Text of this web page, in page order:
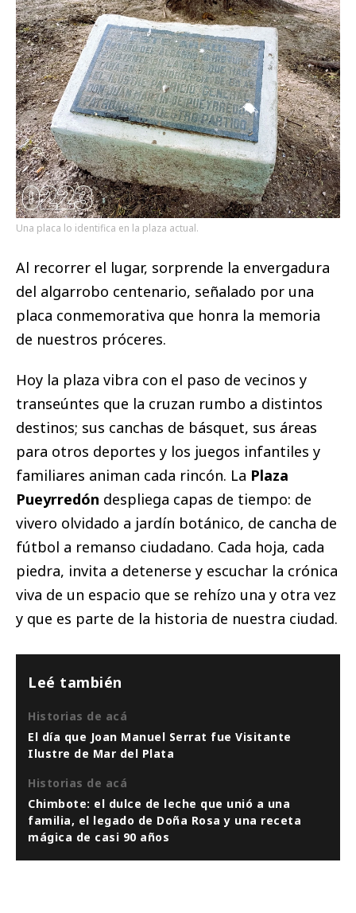
Una placa lo identifica en la plaza actual.
Al recorrer el lugar, sorprende la envergadura
del algarrobo centenario, señalado por una
placa conmemorativa que honra la memoria
de nuestros próceres.
Hoy la plaza vibra con el paso de vecinos y
transeúntes que la cruzan rumbo a distintos
destinos; sus canchas de básquet, sus áreas
para otros deportes y los juegos infantiles y
familiares animan cada rincón. La Plaza
Pueyrredón despliega capas de tiempo: de
vivero olvidado a jardín botánico, de cancha de
fútbol a remanso ciudadano. Cada hoja, cada
piedra, invita a detenerse y escuchar la crónica
viva de un espacio que se rehízo una y otra vez
y que es parte de la historia de nuestra ciudad.
Leé también
Historias de acá
El día que Joan Manuel Serrat fue Visitante
Ilustre de Mar del Plata
Historias de acá
Chimbote: el dulce de leche que unió a una
familia, el legado de Doña Rosa y una receta
mágica de casi 90 años